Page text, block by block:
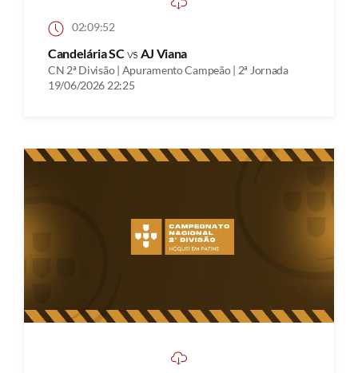
02:09:52
Candelária SCvs AJ Viana
CN 2ª Divisão | Apuramento Campeão | 2ª Jornada
19/06/2026 22:25